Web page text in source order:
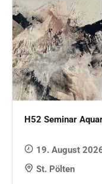
H52 Seminar
19. August
St. Pölten